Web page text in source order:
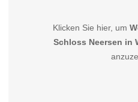
Klicken Sie hier, um
Schloss Neersen in